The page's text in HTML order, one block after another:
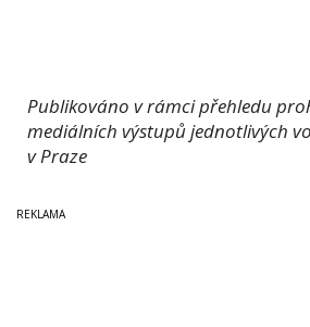
Publikováno v rámci přehledu
mediálních výstupů jednotlivých
v Praze